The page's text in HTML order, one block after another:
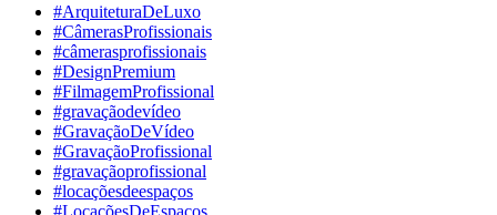
#ArquiteturaDeLuxo
#CâmerasProfissionais
#câmerasprofissionais
#DesignPremium
#FilmagemProfissional
#gravaçãodevídeo
#GravaçãoDeVídeo
#GravaçãoProfissional
#gravaçãoprofissional
#locaçõesdeespaços
#LocaçõesDeEspaços